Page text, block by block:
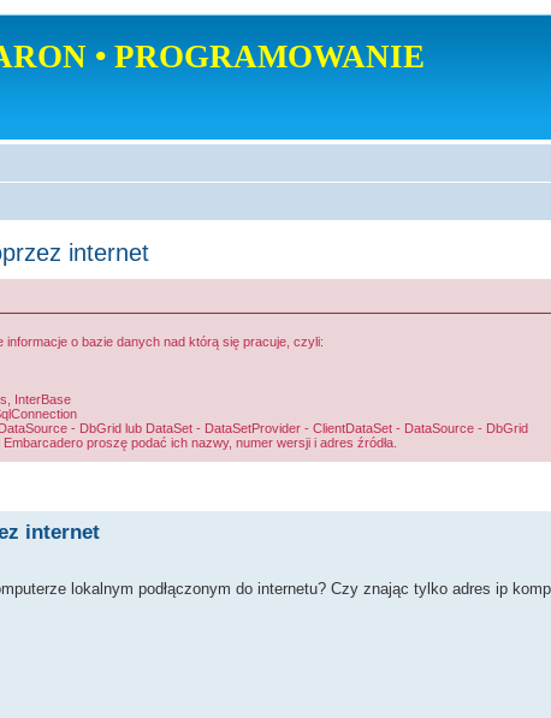
• PROGRAMOWANIE
internet
o bazie danych nad którą się pracuje, czyli:
InterBase
- DbGrid lub DataSet - DataSetProvider - ClientDataSet - DataSource - DbGrid
proszę podać ich nazwy, numer wersji i adres źródła.
internet
lokalnym podłączonym do internetu? Czy znając tylko adres ip